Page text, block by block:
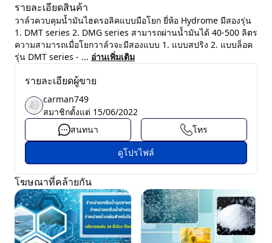
รายละเอียดสินค้า
วาล์วควบคุมน้ำมันไฮดรอลิคแบบมือโยก ยี่ห้อ Hydrome มีสองรุ่น
1. DMT series 2. DMG series สามารถผ่านน้ำมันได้ 40-500 ลิตร
ความสามารถเมื่อโยกวาล์วจะมีสองแบบ 1. แบบสปริง 2. แบบล็อค
รุ่น DMT series - ... อ่านเพิ่มเติม
รายละเอียดผู้ขาย
carman749
สมาชิกตั้งแต่ 15/06/2022
สนทนา
โทร
ดูโปรไฟล์
โฆษณาที่คล้ายกัน